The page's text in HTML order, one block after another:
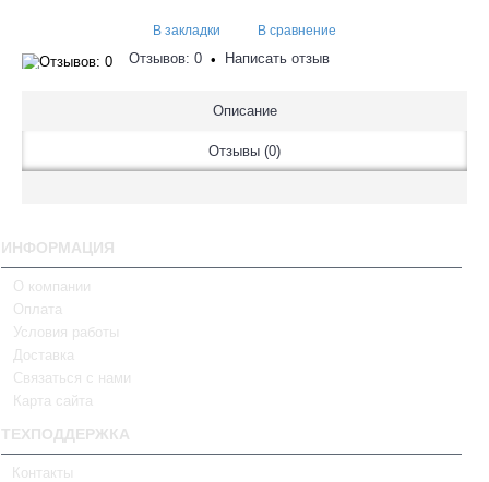
В закладки В сравнение
Отзывов: 0 • Написать отзыв
Описание
Отзывы (0)
ИНФОРМАЦИЯ
О компании
Оплата
Условия работы
Доставка
Связаться с нами
Карта сайта
ТЕХПОДДЕРЖКА
Контакты